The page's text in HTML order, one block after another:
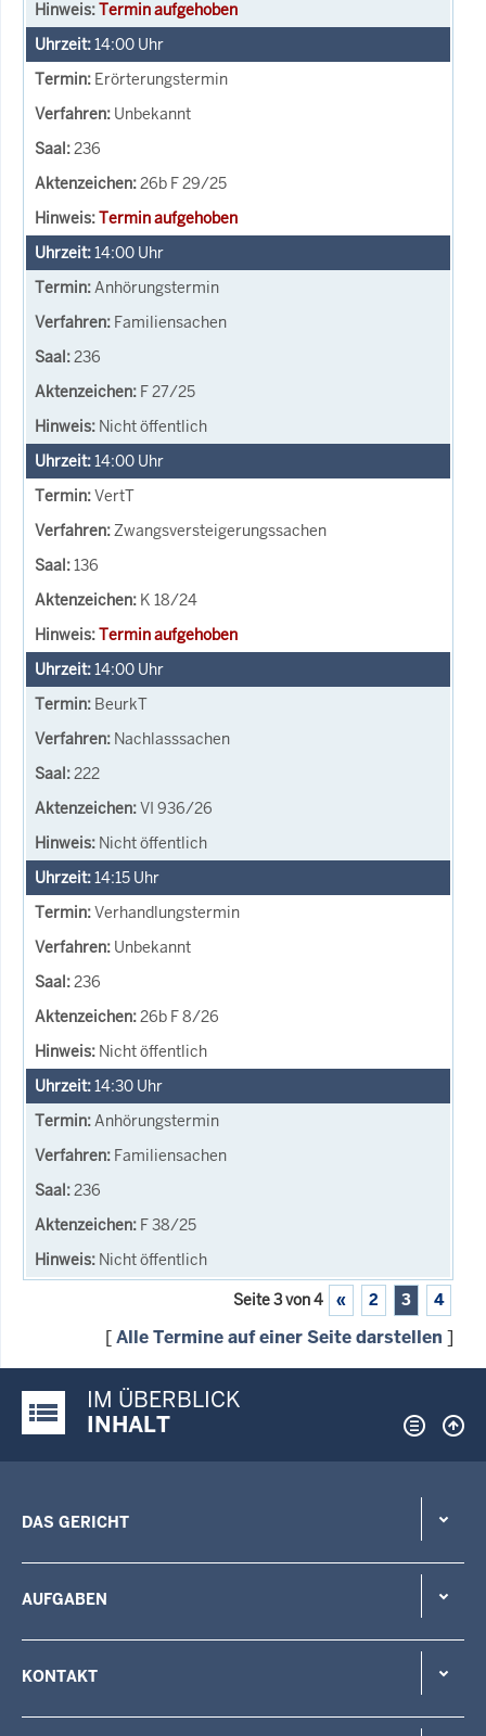
Termin aufgehoben
14:00 Uhr
Erörterungstermin
Unbekannt
236
26b F 29/25
Termin aufgehoben
14:00 Uhr
Anhörungstermin
Familiensachen
236
F 27/25
Nicht öffentlich
14:00 Uhr
VertT
Zwangsversteigerungssachen
136
K 18/24
Termin aufgehoben
14:00 Uhr
BeurkT
Nachlasssachen
222
VI 936/26
Nicht öffentlich
14:15 Uhr
Verhandlungstermin
Unbekannt
236
26b F 8/26
Nicht öffentlich
14:30 Uhr
Anhörungstermin
Familiensachen
236
F 38/25
Nicht öffentlich
Seite 3 von 4 « 2 3 4
[Alle Termine auf einer Seite darstellen ]
Justiz-Portal im Überblick:
IM ÜBERBLICK
INHALT
DAS GERICHT
AUFGABEN
KONTAKT